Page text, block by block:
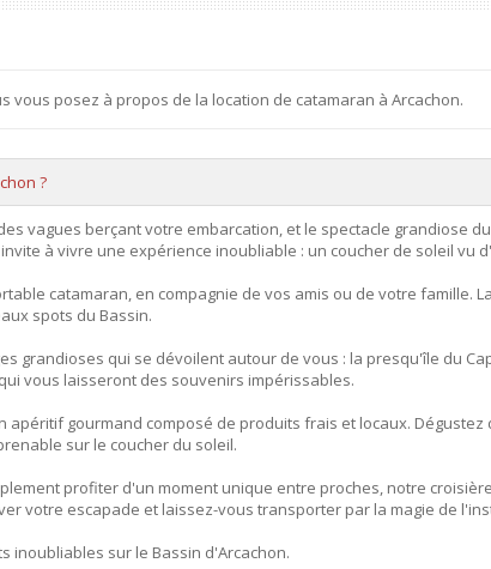
vous posez à propos de la location de catamaran à Arcachon.
?
vagues berçant votre embarcation, et le spectacle grandiose
à vivre une expérience inoubliable : un coucher de soleil vu
catamaran, en compagnie de vos amis ou de votre famille.
spots du Bassin.
grandioses qui se dévoilent autour de vous : la presqu'île du
vous laisseront des souvenirs impérissables.
gourmand composé de produits frais et locaux. Dégustez
sur le coucher du soleil.
profiter d'un moment unique entre proches, notre
votre escapade et laissez-vous transporter par la magie de
inoubliables sur le Bassin d'Arcachon.